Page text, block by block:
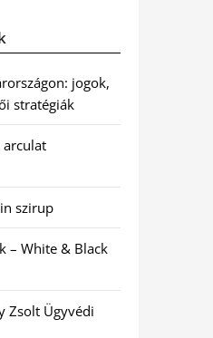
jogok,
stratégiák
arculat
szirup
– White & Black
Zsolt Ügyvédi